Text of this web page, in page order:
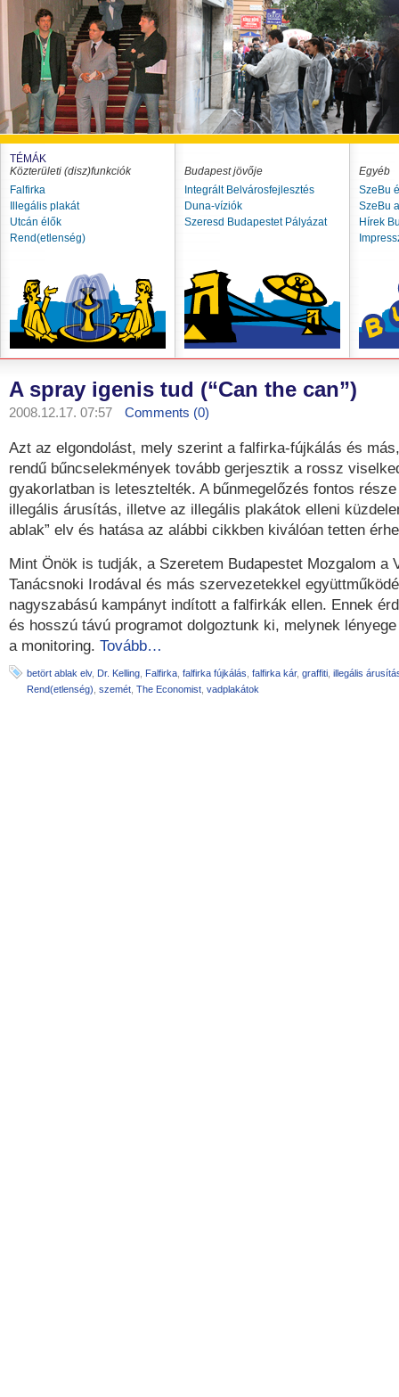
TÉMÁK
Közterületi (disz)funkciók
Falfirka
Illegális plakát
Utcán élők
Rend(etlenség)
Budapest jövője
Integrált Belvárosfejlesztés
Duna-víziók
Szeresd Budapestet Pályázat
Egyéb
SzeBu
SzeBu
Hírek
A spray igenis tud (“Can the can”)
2008.12.17. 07:57 Comments (0)
Azt az elgondolást, mely szerint a falfirka-fújkálás és más,
rendű bűncselekmények tovább gerjesztik a rossz
gyakorlatban is letesztelték. A bűnmegelőzés fontos
illegális árusítás, illetve az illegális plakátok elleni
ablak” elv és hatása az alábbi cikkben kiválóan tetten
Mint Önök is tudják, a Szeretem Budapestet Mozgalom a
Tanácsnoki Irodával és más szervezetekkel
nagyszabású kampányt indított a falfirkák ellen. Ennek
és hosszú távú programot dolgoztunk ki, melynek
a monitoring. Tovább…
betört ablak elv, Dr. Kelling Falfirka falfirka fújkálás falfirka kár, graffiti illegális
Rend(etlenség) szemét The Economist vadplakátok